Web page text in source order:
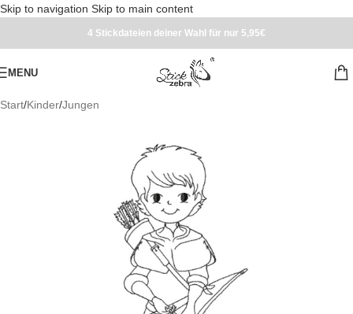
Skip to navigation Skip to main content
4 Stickdateien deiner Wahl für nur 5,95€
MENU
Start/Kinder/Jungen